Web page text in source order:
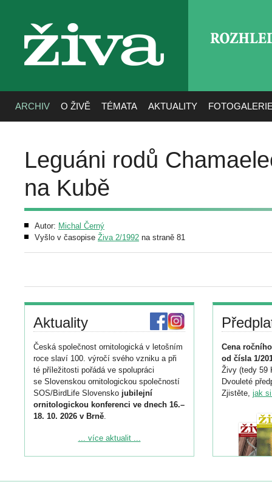
živa
ARCHIV O ŽIVĚ TÉMATA AKTUALITY
Leguáni rodů
na Kubě
Autor: Michal Černý
Vyšlo v časopise Živa 2/1992 na straně 81
Aktuality
Česká společnost ornitologická v letošním
roce slaví 100. výročí svého vzniku a při
té příležitosti pořádá ve spolupráci
se Slovenskou ornitologickou společností
SOS/BirdLife Slovensko jubilejní
ornitologickou konferenci ve dnech 16.–
18. 10. 2026 v Brně.
Podrobnější informace ke konferenci
Registrovat se můžete do 6. září.
... více aktualit ...
Cena
od čísla 1/
Živy (tedy 59
Dvouleté
Zjistěte, jak